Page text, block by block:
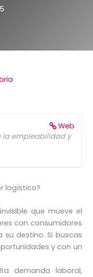
Web
la empleabilidad y
logístico?
que mueve el
con consumidores
destino. Si buscas
y con un
demanda laboral,